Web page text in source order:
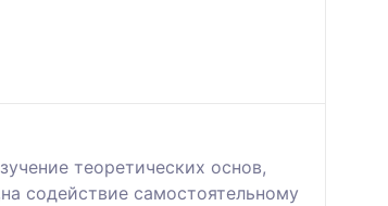
теоретических основ,
содействие самостоятельному